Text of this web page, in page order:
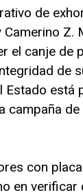
de
Z.
el canje de
de
Estado está
campaña
con
en verificar